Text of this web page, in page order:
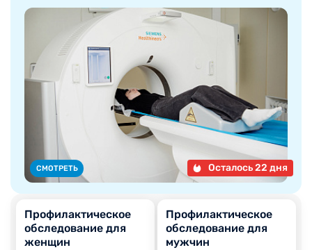
СМОТРЕТЬ Осталось 22 дня
Профилактическое
обследование для
женщин
Профилактическое
обследование для
мужчин